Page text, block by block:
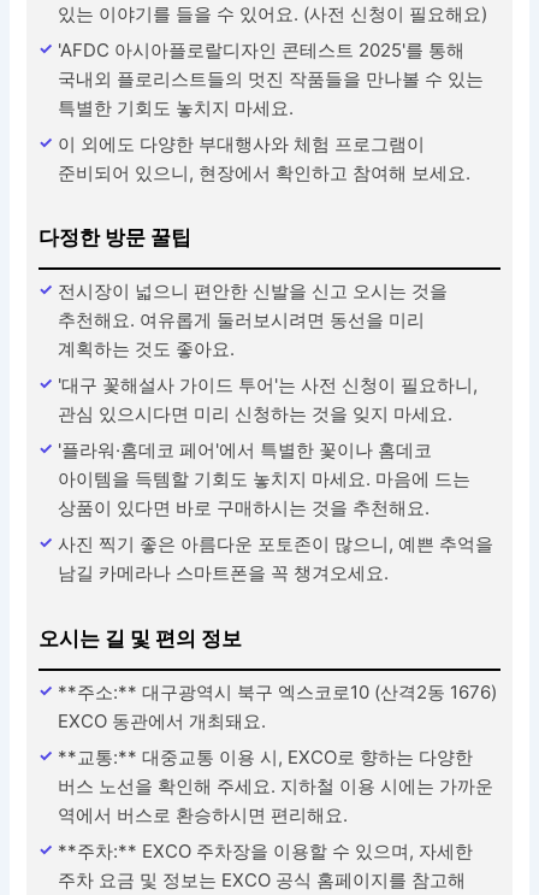
있는 이야기를 들을 수 있어요. (사전 신청이 필요해요)
'AFDC 아시아플로랄디자인 콘테스트 2025'를 통해
국내외 플로리스트들의 멋진 작품들을 만나볼 수 있는
특별한 기회도 놓치지 마세요.
이 외에도 다양한 부대행사와 체험 프로그램이
준비되어 있으니, 현장에서 확인하고 참여해 보세요.
다정한 방문 꿀팁
전시장이 넓으니 편안한 신발을 신고 오시는 것을
추천해요. 여유롭게 둘러보시려면 동선을 미리
계획하는 것도 좋아요.
'대구 꽃해설사 가이드 투어'는 사전 신청이 필요하니,
관심 있으시다면 미리 신청하는 것을 잊지 마세요.
'플라워·홈데코 페어'에서 특별한 꽃이나 홈데코
아이템을 득템할 기회도 놓치지 마세요. 마음에 드는
상품이 있다면 바로 구매하시는 것을 추천해요.
사진 찍기 좋은 아름다운 포토존이 많으니, 예쁜 추억을
남길 카메라나 스마트폰을 꼭 챙겨오세요.
오시는 길 및 편의 정보
**주소:** 대구광역시 북구 엑스코로10 (산격2동 1676)
EXCO 동관에서 개최돼요.
**교통:** 대중교통 이용 시, EXCO로 향하는 다양한
버스 노선을 확인해 주세요. 지하철 이용 시에는 가까운
역에서 버스로 환승하시면 편리해요.
**주차:** EXCO 주차장을 이용할 수 있으며, 자세한
주차 요금 및 정보는 EXCO 공식 홈페이지를 참고해